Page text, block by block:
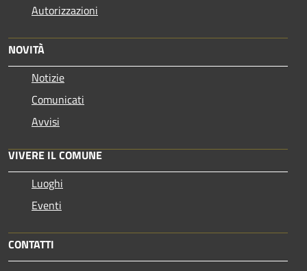
Autorizzazioni
NOVITÀ
Notizie
Comunicati
Avvisi
VIVERE IL COMUNE
Luoghi
Eventi
CONTATTI